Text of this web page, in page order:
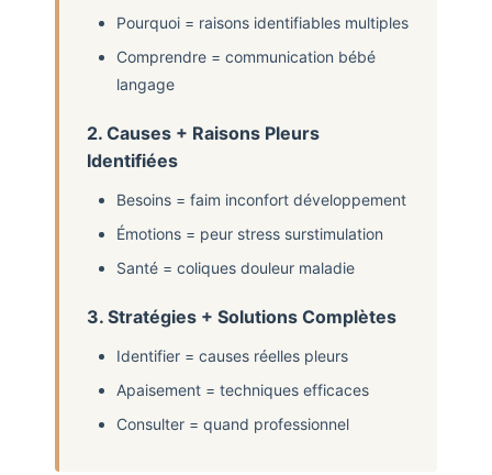
Pourquoi = raisons identifiables multiples
Comprendre = communication bébé
langage
2. Causes + Raisons Pleurs
Identifiées
Besoins = faim inconfort développement
Émotions = peur stress surstimulation
Santé = coliques douleur maladie
3. Stratégies + Solutions Complètes
Identifier = causes réelles pleurs
Apaisement = techniques efficaces
Consulter = quand professionnel